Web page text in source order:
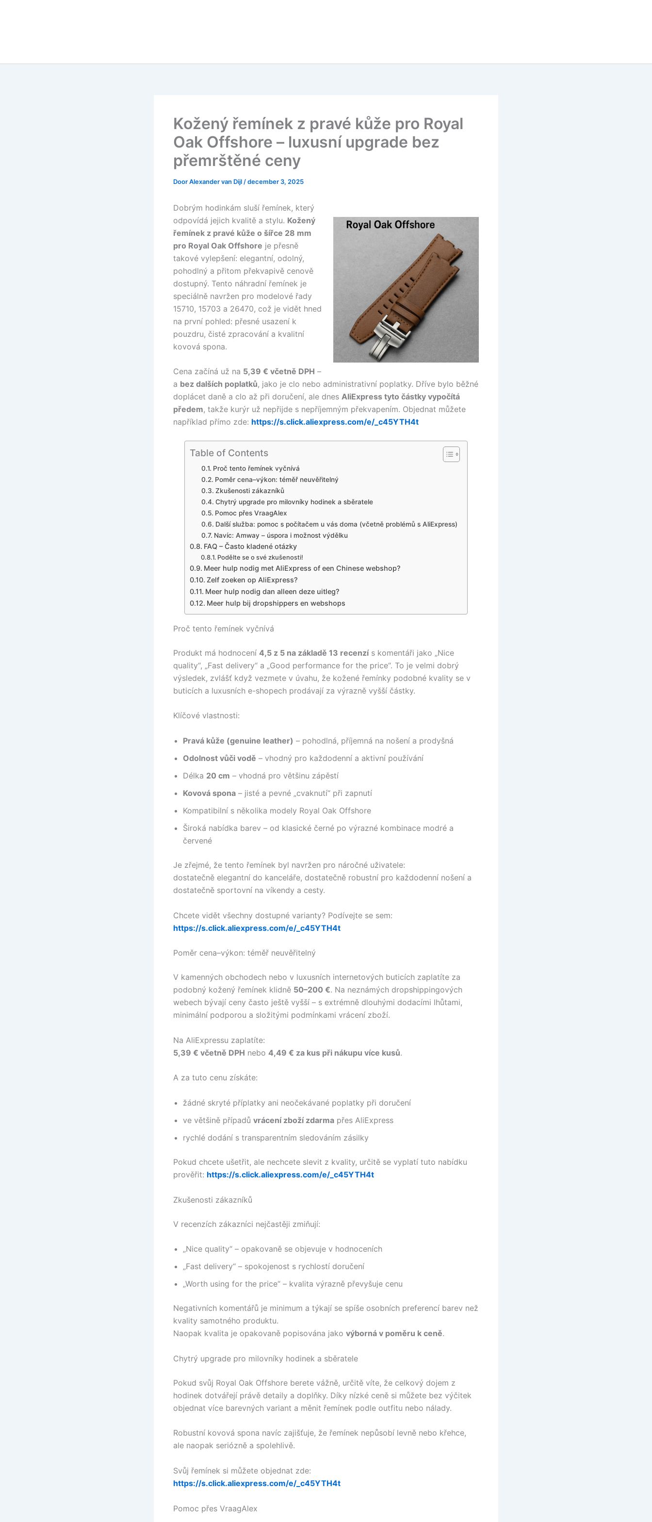
Kožený řemínek z pravé kůže pro Royal
Oak Offshore – luxusní upgrade bez
přemrštěné ceny
DoorAlexander van Dijl /december 3, 2025
Dobrým hodinkám sluší řemínek, který
odpovídá jejich kvalitě a stylu. Kožený
řemínek z pravé kůže o šířce 28 mm
pro Royal Oak Offshore je přesně
takové vylepšení: elegantní, odolný,
pohodlný a přitom překvapivě cenově
dostupný. Tento náhradní řemínek je
speciálně navržen pro modelové řady
15710, 15703 a 26470, což je vidět hned
na první pohled: přesné usazení k
pouzdru, čisté zpracování a kvalitní
kovová spona.
Cena začíná už na 5,39 € včetně DPH –
a bez dalších poplatků, jako je clo nebo administrativní poplatky. Dříve bylo běžné
doplácet daně a clo až při doručení, ale dnes AliExpress tyto částky vypočítá
předem, takže kurýr už nepřijde s nepříjemným překvapením. Objednat můžete
například přímo zde: https://s.click.aliexpress.com/e/_c45YTH4t
Table of Contents
Proč tento řemínek vyčnívá
Poměr cena–výkon: téměř neuvěřitelný
Zkušenosti zákazníků
Chytrý upgrade pro milovníky hodinek a sběratele
Pomoc přes VraagAlex
Další služba: pomoc s počítačem u vás doma (včetně problémů s AliExpress)
Navíc: Amway – úspora i možnost výdělku
FAQ – Často kladené otázky
Podělte se o své zkušenosti!
Meer hulp nodig met AliExpress of een Chinese webshop?
Zelf zoeken op AliExpress?
Meer hulp nodig dan alleen deze uitleg?
Meer hulp bij dropshippers en webshops
Proč tento řemínek vyčnívá
Produkt má hodnocení 4,5 z 5 na základě 13 recenzís komentáři jako „Nice
quality“, „Fast delivery“ a „Good performance for the price“. To je velmi dobrý
výsledek, zvlášť když vezmete v úvahu, že kožené řemínky podobné kvality se v
buticích a luxusních e-shopech prodávají za výrazně vyšší částky.
Klíčové vlastnosti:
Pravá kůže (genuine leather) – pohodlná, příjemná na nošení a prodyšná
Odolnost vůči vodě – vhodný pro každodenní a aktivní používání
Délka 20 cm – vhodná pro většinu zápěstí
Kovová spona – jisté a pevné „cvaknutí“ při zapnutí
Kompatibilní s několika modely Royal Oak Offshore
Široká nabídka barev – od klasické černé po výrazné kombinace modré a
červené
Je zřejmé, že tento řemínek byl navržen pro náročné uživatele:
dostatečně elegantní do kanceláře, dostatečně robustní pro každodenní nošení a
dostatečně sportovní na víkendy a cesty.
Chcete vidět všechny dostupné varianty? Podívejte se sem:
https://s.click.aliexpress.com/e/_c45YTH4t
Poměr cena–výkon: téměř neuvěřitelný
V kamenných obchodech nebo v luxusních internetových buticích zaplatíte za
podobný kožený řemínek klidně 50–200 €. Na neznámých dropshippingových
webech bývají ceny často ještě vyšší – s extrémně dlouhými dodacími lhůtami,
minimální podporou a složitými podmínkami vrácení zboží.
Na AliExpressu zaplatíte:
5,39 € včetně DPH nebo 4,49 € za kus při nákupu více kusů.
A za tuto cenu získáte:
žádné skryté příplatky ani neočekávané poplatky při doručení
ve většině případů vrácení zboží zdarma přes AliExpress
rychlé dodání s transparentním sledováním zásilky
Pokud chcete ušetřit, ale nechcete slevit z kvality, určitě se vyplatí tuto nabídku
prověřit: https://s.click.aliexpress.com/e/_c45YTH4t
Zkušenosti zákazníků
V recenzích zákazníci nejčastěji zmiňují:
„Nice quality“ – opakovaně se objevuje v hodnoceních
„Fast delivery“ – spokojenost s rychlostí doručení
„Worth using for the price“ – kvalita výrazně převyšuje cenu
Negativních komentářů je minimum a týkají se spíše osobních preferencí barev než
kvality samotného produktu.
Naopak kvalita je opakovaně popisována jako výborná v poměru k ceně.
Chytrý upgrade pro milovníky hodinek a sběratele
Pokud svůj Royal Oak Offshore berete vážně, určitě víte, že celkový dojem z
hodinek dotvářejí právě detaily a doplňky. Díky nízké ceně si můžete bez výčitek
objednat více barevných variant a měnit řemínek podle outfitu nebo nálady.
Robustní kovová spona navíc zajišťuje, že řemínek nepůsobí levně nebo křehce,
ale naopak seriózně a spolehlivě.
Svůj řemínek si můžete objednat zde:
https://s.click.aliexpress.com/e/_c45YTH4t
Pomoc přes VraagAlex